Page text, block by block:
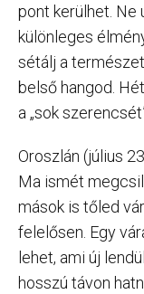
pont kerülhet. Ne
különleges
sétálj a
belső hangod.
a „sok
Oroszlán (július
Ma ismét
mások is tőled
felelősen. Egy
lehet, ami új
hosszú távon